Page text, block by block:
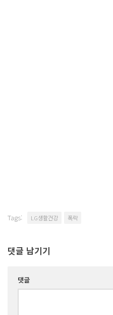
Tags: LG생활건강 폭락
댓글 남기기
댓글